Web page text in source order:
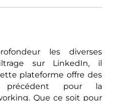
les diverses
sur LinkedIn, il
plateforme offre des
précédent pour la
Que ce soit pour